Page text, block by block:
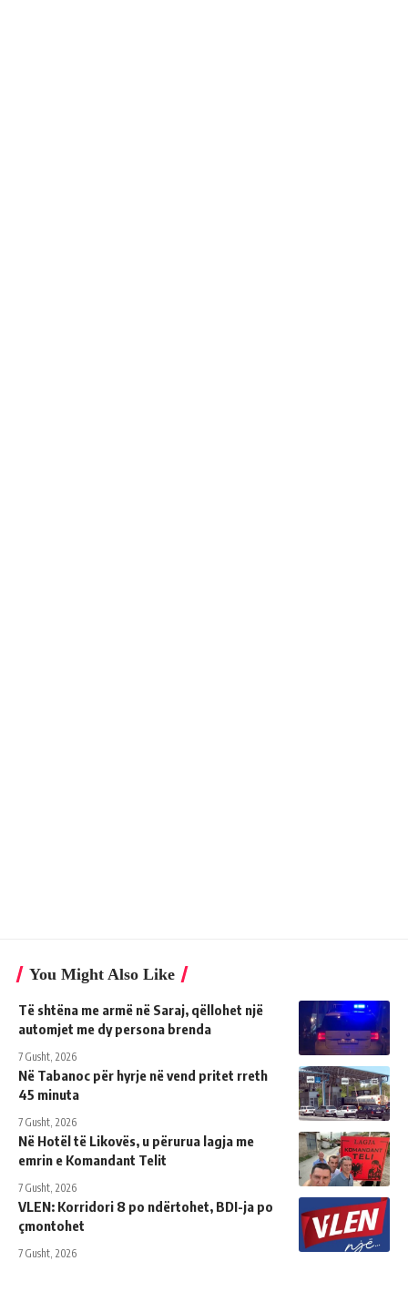
You Might Also Like
Të shtëna me armë në Saraj, qëllohet një
automjet me dy persona brenda
7 Gusht, 2026
Në Tabanoc për hyrje në vend pritet rreth
45 minuta
7 Gusht, 2026
Në Hotël të Likovës, u përurua lagja me
emrin e Komandant Telit
7 Gusht, 2026
VLEN: Korridori 8 po ndërtohet, BDI-ja po
çmontohet
7 Gusht, 2026